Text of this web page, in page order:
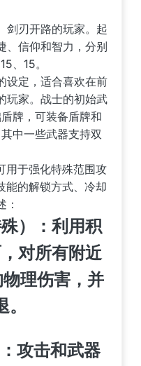
剑刃开路的玩家。起
、信仰和智力，分别
、15。
设定，适合喜欢在前
玩家。战士的初始武
牌，可装备盾牌和
中一些武器支持双
用于强化特殊范围攻
能的解锁方式、冷却
：
）：利用积
对所有附近
理伤害，并
攻击和武器